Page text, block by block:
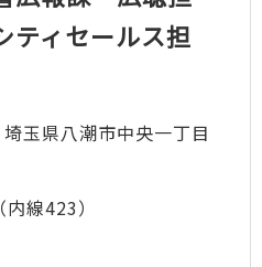
ティセールス担
玉県八潮市中央一丁目
線423）